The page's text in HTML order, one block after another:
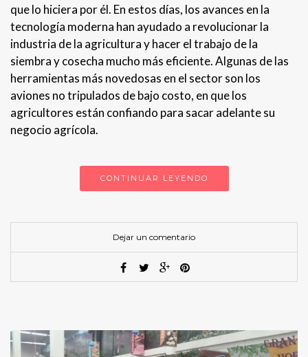
que lo hiciera por él. En estos días, los avances en la
tecnología moderna han ayudado a revolucionar la
industria de la agricultura y hacer el trabajo de la
siembra y cosecha mucho más eficiente. Algunas de las
herramientas más novedosas en el sector son los
aviones no tripulados de bajo costo, en que los
agricultores están confiando para sacar adelante su
negocio agrícola.
CONTINUAR LEYENDO
Dejar un comentario